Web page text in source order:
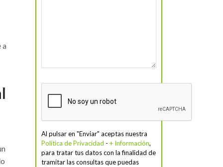
a
Al pulsar en "Enviar" aceptas nuestra
Política de Privacidad - + Información,
para tratar tus datos con la finalidad de
tramitar las consultas que puedas